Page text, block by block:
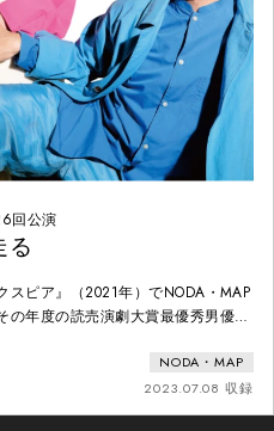
回公演
る
スピア』（2021年）でNODA・MAP
の年度の読売演劇大賞最優秀男優賞
のワールドツアーで国内外の観客を
。さらに今回がNODA・MAP初参加
子に加え、秋山菜津子、大倉孝二、
NODA・MAP
2023.07.08 収録